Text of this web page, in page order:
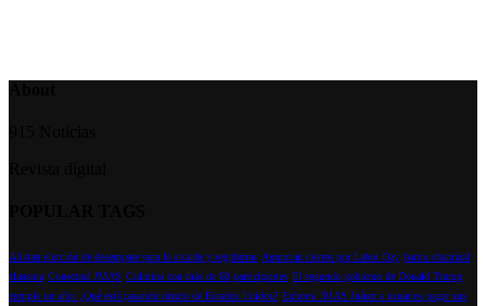
Alistan elección de desempate para la alcalde y regidurias Anuncian cierres por Labor Day barrio chamizal
clausura Conectará JMAS Culmina con más de 60 participantes El segundo gobierno de Donald Trump
cumple un año: ¿Qué está pasando dentro de Estados Unidos? Exhorta JMAS Juárez a usuarios pagar sus